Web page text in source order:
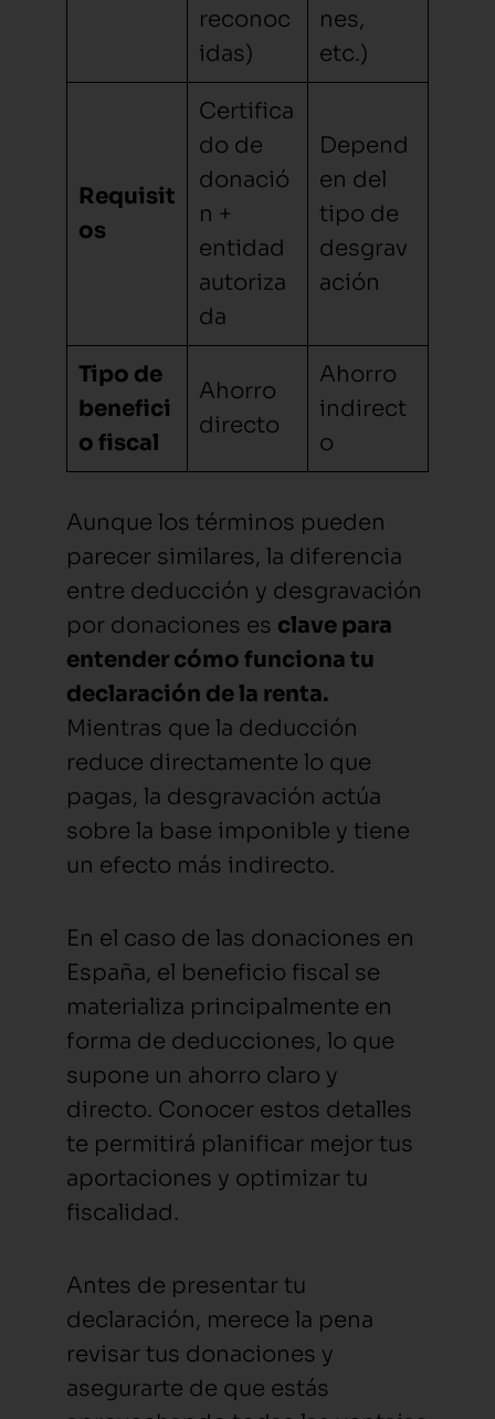
reconoc
idas)
nes,
etc.)
Requisit
os
Certifica
do de
donació
n +
entidad
autoriza
da
Depend
en del
tipo de
desgrav
ación
Tipo de
benefici
o fiscal
Ahorro
directo
Ahorro
indirect
o
Aunque los términos pueden
parecer similares, la diferencia
entre deducción y desgravación
por donaciones es clave para
entender cómo funciona tu
declaración de la renta.
Mientras que la deducción
reduce directamente lo que
pagas, la desgravación actúa
sobre la base imponible y tiene
un efecto más indirecto.
En el caso de las donaciones en
España, el beneficio fiscal se
materializa principalmente en
forma de deducciones, lo que
supone un ahorro claro y
directo. Conocer estos detalles
te permitirá planificar mejor tus
aportaciones y optimizar tu
fiscalidad.
Antes de presentar tu
declaración, merece la pena
revisar tus donaciones y
asegurarte de que estás